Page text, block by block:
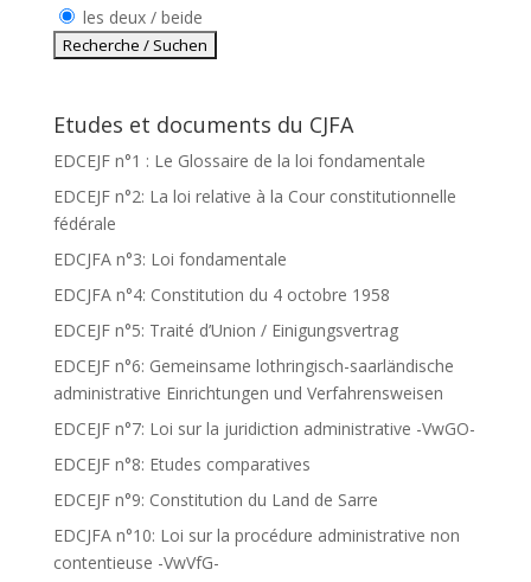
les deux / beide
Etudes et documents du CJFA
EDCEJF n°1 : Le Glossaire de la loi fondamentale
EDCEJF n°2: La loi relative à la Cour constitutionnelle
fédérale
EDCJFA n°3: Loi fondamentale
EDCJFA n°4: Constitution du 4 octobre 1958
EDCEJF n°5: Traité d’Union / Einigungsvertrag
EDCEJF n°6: Gemeinsame lothringisch-saarländische
administrative Einrichtungen und Verfahrensweisen
EDCEJF n°7: Loi sur la juridiction administrative -VwGO-
EDCEJF n°8: Etudes comparatives
EDCEJF n°9: Constitution du Land de Sarre
EDCJFA n°10: Loi sur la procédure administrative non
contentieuse -VwVfG-